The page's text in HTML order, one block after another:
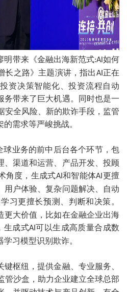
明带来《金融出海新范式:Al 如何
长之路》主题演讲，指出AI 正在
资决策智能化、投资流程自动
务带来了巨大机遇。同时也是一
安全风险、新的欺诈手段，监管
需求等严峻挑战。
球业务的前中后台各个环节，包
、渠道和运营、产品开发、投顾
角度，生成式AI 和智能体AI 更擅
用户体验、复杂问题解决、自动
习更擅长预测、判断和决策。
更大价值，比如在金融企业出海
生成式AI 可以生成高质量合成数
习模型识别欺诈。
枢纽，提供金融、专业服务、
管沙盒，助力企业建立全球总部